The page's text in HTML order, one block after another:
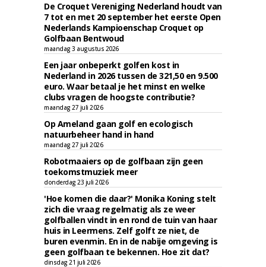
De Croquet Vereniging Nederland houdt van
7 tot en met 20 september het eerste Open
Nederlands Kampioenschap Croquet op
Golfbaan Bentwoud
maandag 3 augustus 2026
Een jaar onbeperkt golfen kost in
Nederland in 2026 tussen de 321,50 en 9.500
euro. Waar betaal je het minst en welke
clubs vragen de hoogste contributie?
maandag 27 juli 2026
Op Ameland gaan golf en ecologisch
natuurbeheer hand in hand
maandag 27 juli 2026
Robotmaaiers op de golfbaan zijn geen
toekomstmuziek meer
donderdag 23 juli 2026
'Hoe komen die daar?' Monika Koning stelt
zich die vraag regelmatig als ze weer
golfballen vindt in en rond de tuin van haar
huis in Leermens. Zelf golft ze niet, de
buren evenmin. En in de nabije omgeving is
geen golfbaan te bekennen. Hoe zit dat?
dinsdag 21 juli 2026